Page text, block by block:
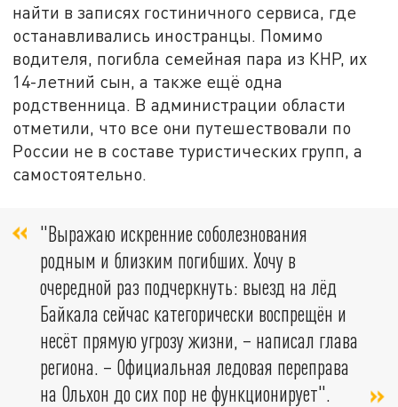
найти в записях гостиничного сервиса, где
останавливались иностранцы. Помимо
водителя, погибла семейная пара из КНР, их
14-летний сын, а также ещё одна
родственница. В администрации области
отметили, что все они путешествовали по
России не в составе туристических групп, а
самостоятельно.
"Выражаю искренние соболезнования
родным и близким погибших. Хочу в
очередной раз подчеркнуть: выезд на лёд
Байкала сейчас категорически воспрещён и
несёт прямую угрозу жизни, – написал глава
региона. – Официальная ледовая переправа
на Ольхон до сих пор не функционирует".